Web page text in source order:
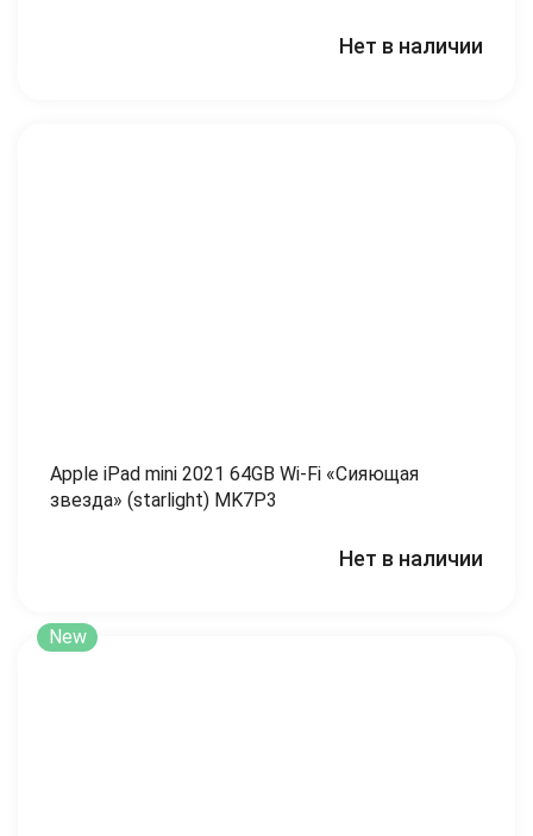
Нет в наличии
Apple iPad mini 2021 64GB Wi-Fi «Сияющая
звезда» (starlight) MK7P3
Нет в наличии
New